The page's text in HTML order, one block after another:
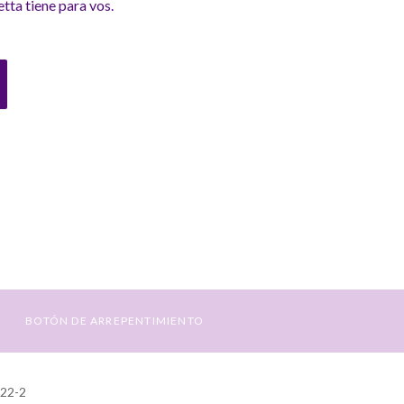
tiene para vos.
BOTÓN DE ARREPENTIMIENTO
2